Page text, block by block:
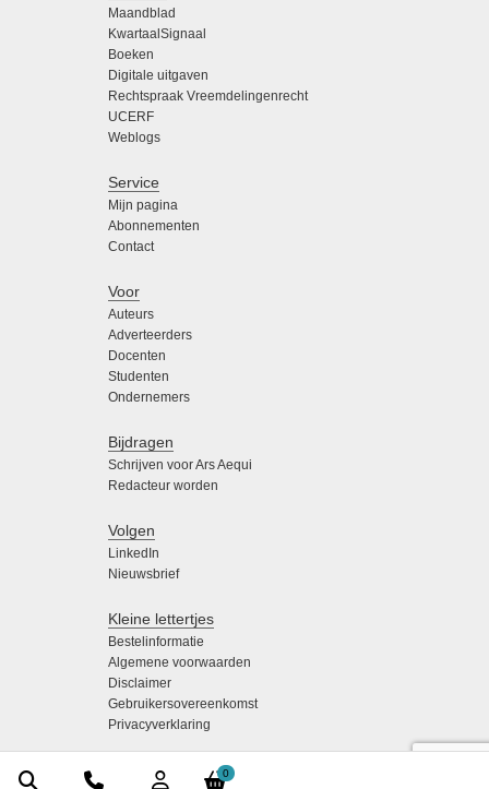
0
Maandblad
KwartaalSignaal
Boeken
Digitale uitgaven
Rechtspraak Vreemdelingenrecht
UCERF
Weblogs
Service
Mijn pagina
Abonnementen
Contact
Voor
Auteurs
Adverteerders
Docenten
Studenten
Ondernemers
Bijdragen
Schrijven voor Ars Aequi
Redacteur worden
Volgen
LinkedIn
Nieuwsbrief
Kleine lettertjes
Bestelinformatie
Algemene voorwaarden
Disclaimer
Gebruikersovereenkomst
Privacyverklaring